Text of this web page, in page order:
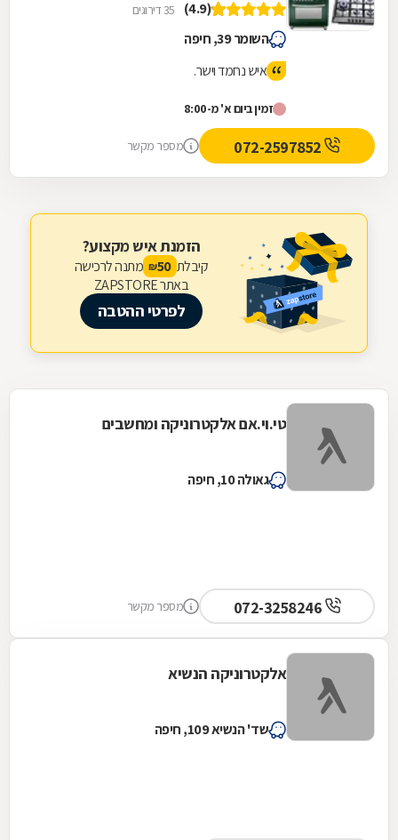
(4.9) 35 דירוגים
השומר 39, חיפה
איש נחמד וישר.
זמין ביום א' מ-8:00
מספר מקשר
הזמנת איש מקצוע?
קיבלת 50
₪ מתנה לרכישה
באתר ZAPSTORE
לפרטי ההטבה
טי.וי.אם אלקטרוניקה ומחשבים
גאולה 10, חיפה
מספר מקשר
אלקטרוניקה הנשיא
שד' הנשיא 109, חיפה